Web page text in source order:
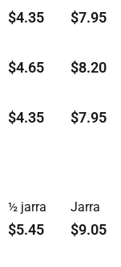
$4.35 $7.95
$4.65 $8.20
$4.35 $7.95
½ jarra
$5.45
Jarra
$9.05